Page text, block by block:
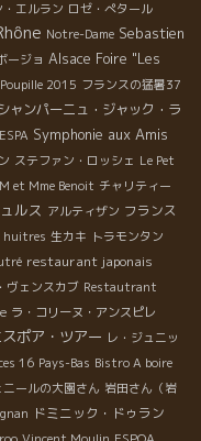
エルラン ロゼ・ぺタール
Notre-Dame Sebastien
ージョ Alsace Foire "Les
2015 フランスの猛暑37
ャンパーニュ・ジャック・ラ
ESPA Symphonie aux Amis
ステファン・ロッシェ Le Pet
M et Mme Benoit チャリティー
ルス アルティザン フランス
huitres 生カキ トラモンタン
restaurant japonais
ヴェンスカブ Restautrant
ラ・コリーヌ・アンスピレ
ポア・ツアー レ・ジュニッ
16 Pays-Bas Bistro A boire
ニールの大園さん 岩田さん（岩
ドミニック・ドゥラン